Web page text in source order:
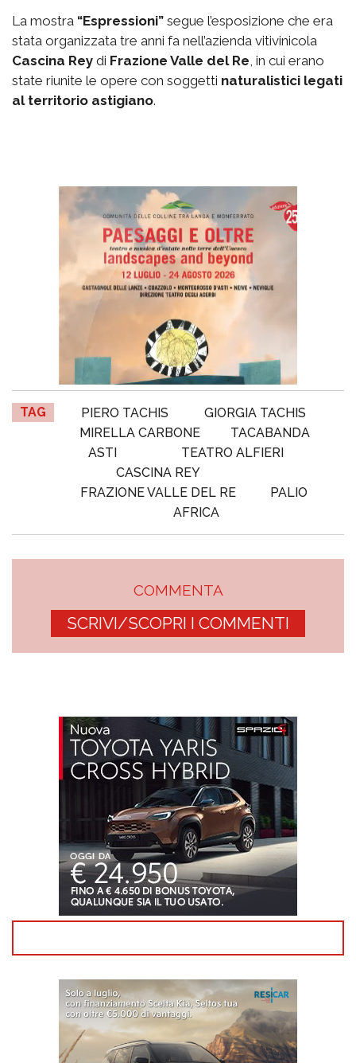
La mostra “Espressioni” segue l’esposizione che era
stata organizzata tre anni fa nell’azienda vitivinicola
Cascina Rey di Frazione Valle del Re, in cui erano
state riunite le opere con soggetti naturalistici legati
al territorio astigiano.
TAG PIERO TACHIS
GIORGIA TACHIS
MIRELLA CARBONE
TACABANDA
ASTI
TEATRO ALFIERI
CASCINA REY
FRAZIONE VALLE DEL RE
PALIO
AFRICA
COMMENTA
SCRIVI/SCOPRI I COMMENTI